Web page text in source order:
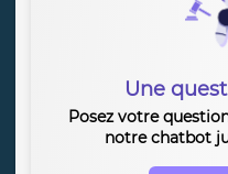
Une
Posez votre
notre chatbot